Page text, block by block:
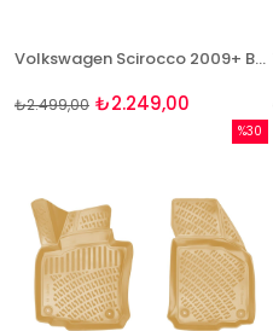
Volkswagen Scirocco 2009+ Bej 3D Havuzlu Paspas Takımı Bizymo
₺2.249,00
₺2.499,00
%30